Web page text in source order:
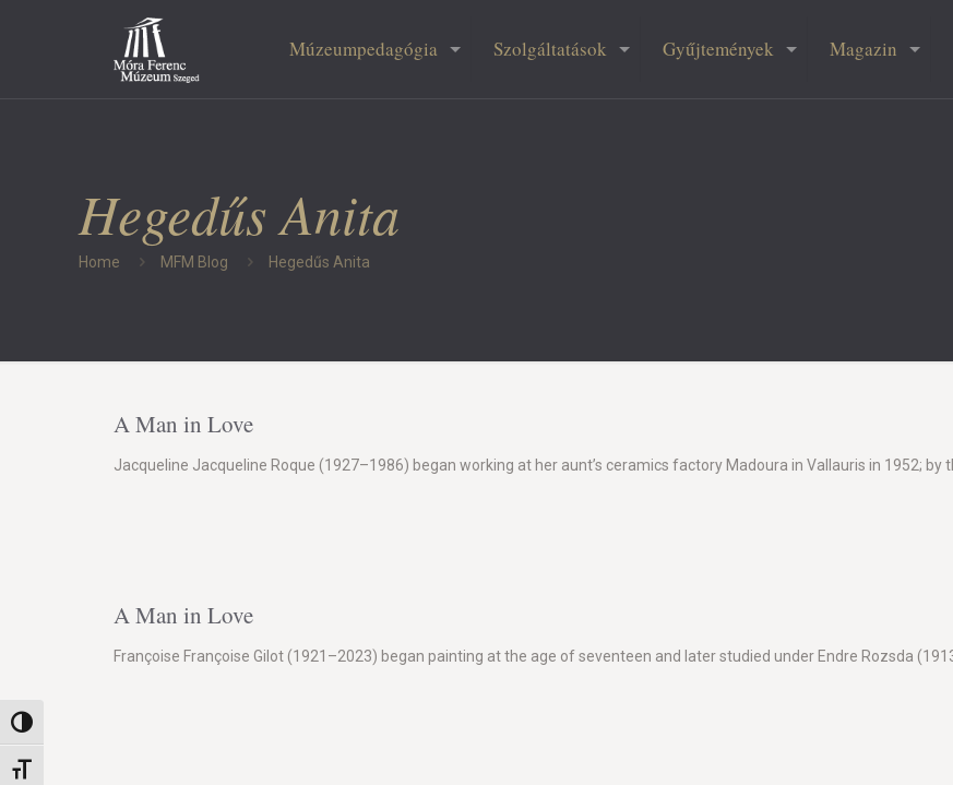
Nagy kontraszt váltása
Betűméret váltása
Múzeumpedagógia Szolgáltatások Gyűjtemények Magazin
Hegedűs Anita
Home MFM Blog Hegedűs Anita
A Man in Love
Jacqueline Jacqueline Roque (1927–1986) began working at her aunt’s ceramics factory Madoura in Vallauris in 1952;
A Man in Love
Françoise Françoise Gilot (1921–2023) began painting at the age of seventeen and later studied under Endre Rozsda